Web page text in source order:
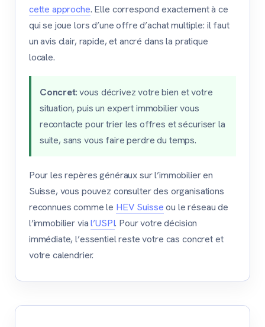
cette approche. Elle correspond exactement à ce
qui se joue lors d’une offre d’achat multiple: il faut
un avis clair, rapide, et ancré dans la pratique
locale.
Concret: vous décrivez votre bien et votre
situation, puis un expert immobilier vous
recontacte pour trier les offres et sécuriser la
suite, sans vous faire perdre du temps.
Pour les repères généraux sur l’immobilier en
Suisse, vous pouvez consulter des organisations
reconnues comme le HEV Suisseou le réseau de
l’immobilier vial’USPI. Pour votre décision
immédiate, l’essentiel reste votre cas concret et
votre calendrier.